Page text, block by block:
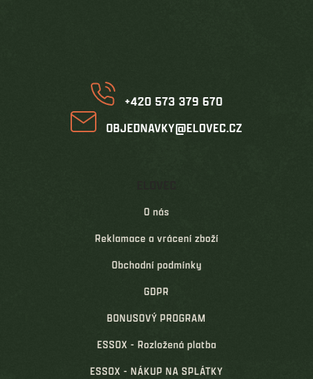
+420 573 379 670
OBJEDNAVKY@ELOVEC.CZ
O nás
Reklamace a vrácení zboží
Obchodní podmínky
GDPR
BONUSOVÝ PROGRAM
ESSOX - Rozložená platba
ESSOX - NÁKUP NA SPLÁTKY